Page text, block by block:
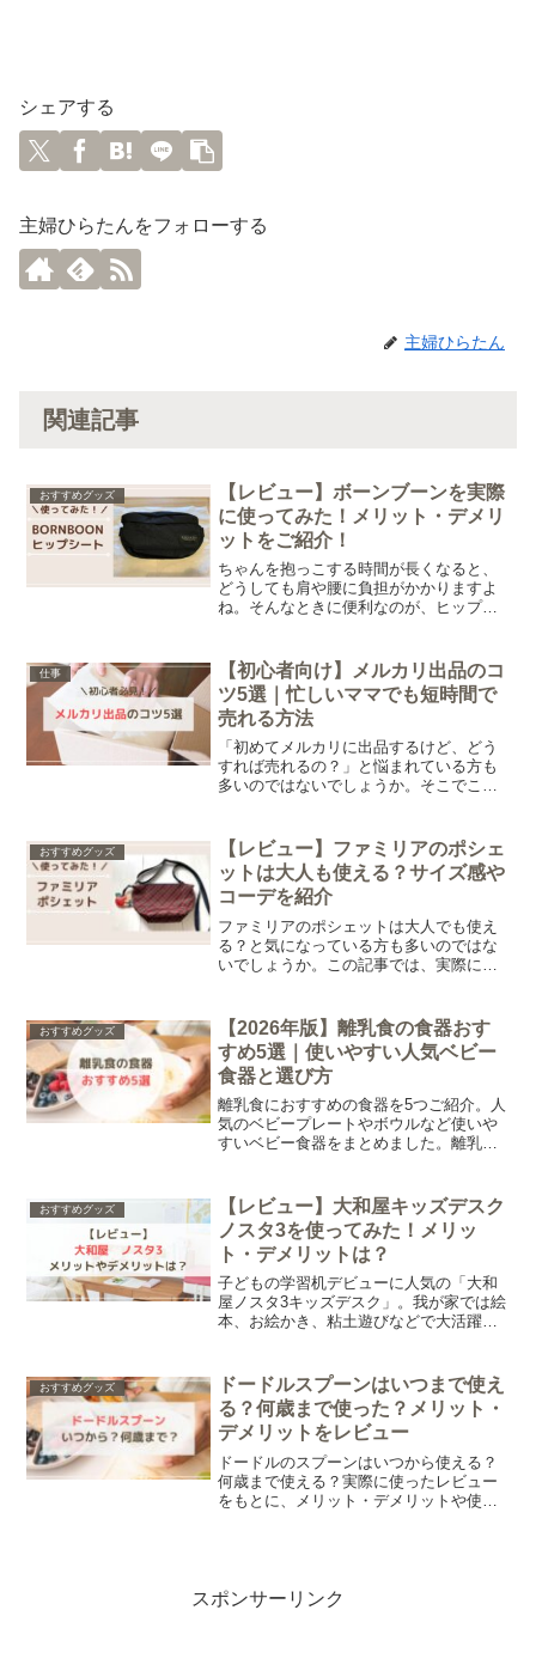
シェアする
主婦ひらたんをフォローする
主婦ひらたん
関連記事
おすすめグッズ
【レビュー】ボーンブーンを実際
に使ってみた！メリット・デメリ
ットをご紹介！
ちゃんを抱っこする時間が長くなると、
どうしても肩や腰に負担がかかりますよ
ね。そんなときに便利なのが、ヒップシ
ンを使った感想をもとに、メリット・デ
メリットを正直にレビューします。
仕事
【初心者向け】メルカリ出品のコ
ツ5選｜忙しいママでも短時間で
売れる方法
「初めてメルカリに出品するけど、どう
すれば売れるの？」と悩まれている方も
多いのではないでしょうか。そこでこの
験談をご紹介します。
おすすめグッズ
【レビュー】ファミリアのポシェ
ットは大人も使える？サイズ感や
コーデを紹介
ファミリアのポシェットは大人でも使え
る？と気になっている方も多いのではな
いでしょうか。この記事では、実際に使
ます。
おすすめグッズ
【2026年版】離乳食の食器おす
すめ5選｜使いやすい人気ベビー
食器と選び方
離乳食におすすめの食器を5つご紹介。人
気のベビープレートやボウルなど使いや
すいベビー食器をまとめました。離乳食
おすすめグッズ
【レビュー】大和屋キッズデスク
ノスタ3を使ってみた！メリッ
ト・デメリットは？
子どもの学習机デビューに人気の「大和
屋ノスタ3キッズデスク」。我が家では絵
本、お絵かき、粘土遊びなどで大活躍
ット・デメリットについて詳しくご紹介
します。
おすすめグッズ
ドードルスプーンはいつまで使え
る？何歳まで使った？メリット・
デメリットをレビュー
ドードルのスプーンはいつから使える？
何歳まで使える？実際に使ったレビュー
をもとに、メリット・デメリットや使い
スポンサーリンク